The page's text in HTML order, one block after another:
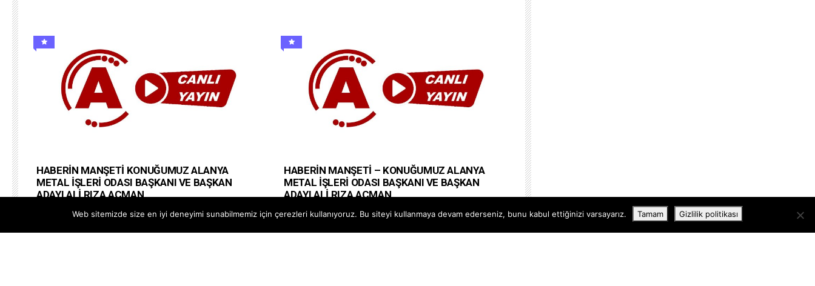
HABERİN MANŞETİ KONUĞUMUZ ALANYA
METAL İŞLERİ ODASI BAŞKANI VE BAŞKAN
ADAYI ALİ RIZA AÇMAN
#alanyapostatv @Alanya PostaTV Web Site
HABERİN MANŞETİ – KONUĞUMUZ ALANYA
METAL İŞLERİ ODASI BAŞKANI VE BAŞKAN
ADAYI ALİ RIZA AÇMAN
#alanyapostatv @Alanya PostaTV Web Site
Web sitemizde size en iyi deneyimi sunabilmemiz için çerezleri kullanıyoruz. Bu siteyi kullanmaya devam ederseniz, bunu kabul ettiğinizi varsayarız. Tamam Gizlilik politikası